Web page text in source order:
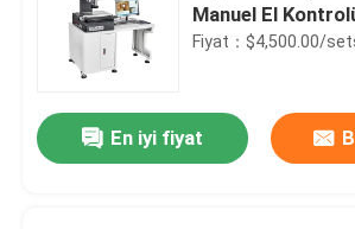
Manuel El
Denetimi için
Fiyat：$4,500.00/
En iyi fiyat